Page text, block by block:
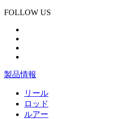
FOLLOW US
製品情報
リール
ロッド
ルアー